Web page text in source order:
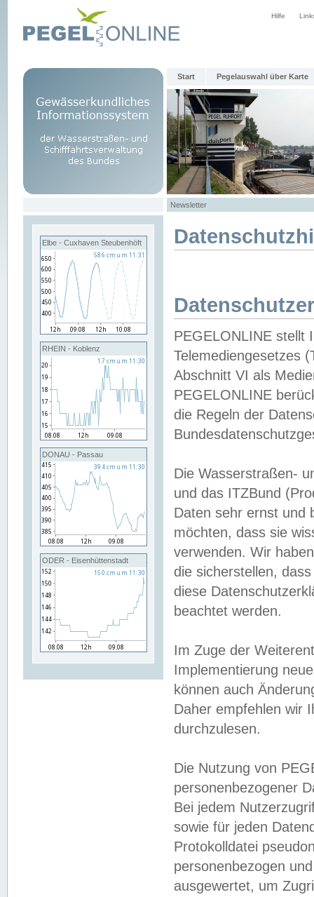
Hilfe
Start Pegelauswahl über Karte
Newsletter
Elbe - Cuxhaven Steubenhöft
RHEIN - Koblenz
DONAU - Passau
ODER - Eisenhüttenstadt
PEGELONLINE stellt
Telemediengesetzes
Abschnitt VI als
PEGELONLINE
die Regeln der
Die Wasserstraßen-
und das ITZBund
Daten sehr ernst und
möchten, dass sie
verwenden. Wir
die sicherstellen,
diese
beachtet werden.
Im Zuge der
Implementierung
können auch
Daher empfehlen wir
durchzulesen.
Die Nutzung von
personenbezogener
Bei jedem
sowie für jeden
Protokolldatei
personenbezogen
ausgewertet, um